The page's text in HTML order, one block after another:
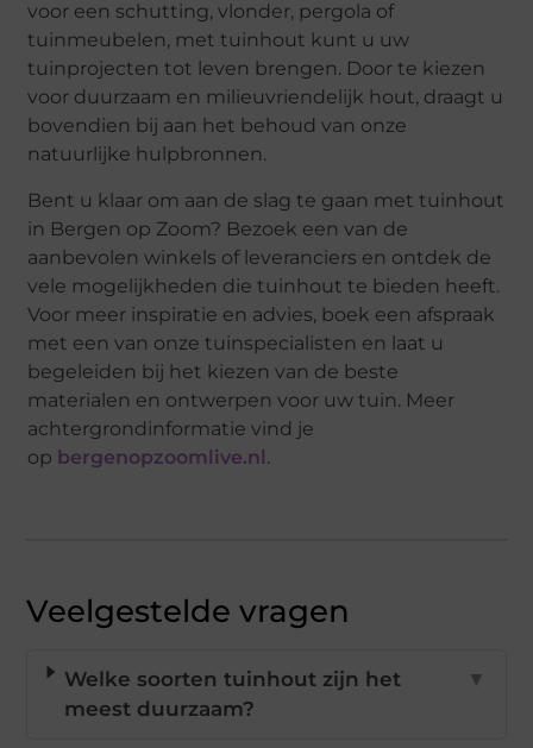
voor een schutting, vlonder, pergola of
tuinmeubelen, met tuinhout kunt u uw
tuinprojecten tot leven brengen. Door te kiezen
voor duurzaam en milieuvriendelijk hout, draagt u
bovendien bij aan het behoud van onze
natuurlijke hulpbronnen.
Bent u klaar om aan de slag te gaan met tuinhout
in Bergen op Zoom? Bezoek een van de
aanbevolen winkels of leveranciers en ontdek de
vele mogelijkheden die tuinhout te bieden heeft.
Voor meer inspiratie en advies, boek een afspraak
met een van onze tuinspecialisten en laat u
begeleiden bij het kiezen van de beste
materialen en ontwerpen voor uw tuin. Meer
achtergrondinformatie vind je
op bergenopzoomlive.nl.
Veelgestelde vragen
Welke soorten tuinhout zijn het
meest duurzaam?
▼